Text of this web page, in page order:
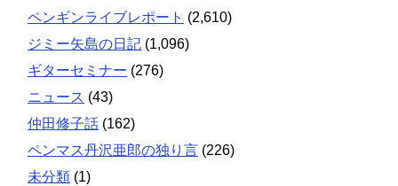
ペンギンライブレポート (2,610)
ジミー矢島の日記 (1,096)
ギターセミナー (276)
ニュース (43)
仲田修子話 (162)
ペンマス丹沢亜郎の独り言 (226)
未分類 (1)